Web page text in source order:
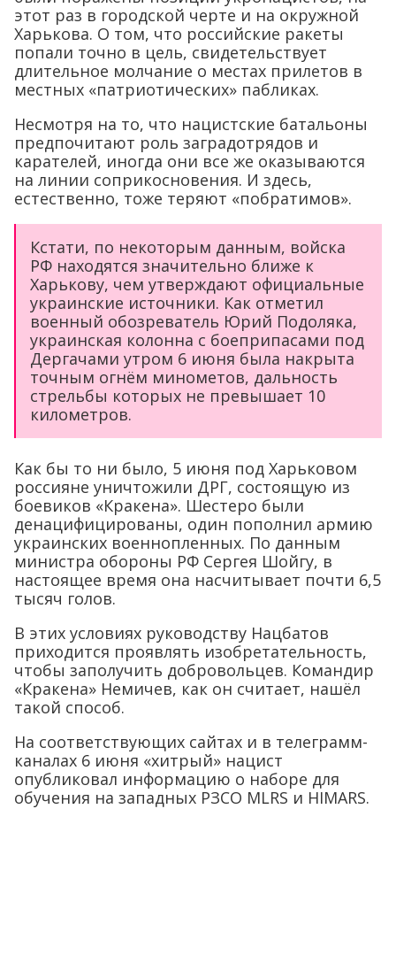
этот раз в городской черте и на окружной
Харькова. О том, что российские ракеты
попали точно в цель, свидетельствует
длительное молчание о местах прилетов в
местных «патриотических» пабликах.
Несмотря на то, что нацистские батальоны
предпочитают роль заградотрядов и
карателей, иногда они все же оказываются
на линии соприкосновения. И здесь,
естественно, тоже теряют «побратимов».
Кстати, по некоторым данным, войска
РФ находятся значительно ближе к
Харькову, чем утверждают официальные
украинские источники. Как отметил
военный обозреватель Юрий Подоляка,
украинская колонна с боеприпасами под
Дергачами утром 6 июня была накрыта
точным огнём минометов, дальность
стрельбы которых не превышает 10
километров.
Как бы то ни было, 5 июня под Харьковом
россияне уничтожили ДРГ, состоящую из
боевиков «Кракена». Шестеро были
денацифицированы, один пополнил армию
украинских военнопленных. По данным
министра обороны РФ Сергея Шойгу, в
настоящее время она насчитывает почти 6,5
тысяч голов.
В этих условиях руководству Нацбатов
приходится проявлять изобретательность,
чтобы заполучить добровольцев. Командир
«Кракена» Немичев, как он считает, нашёл
такой способ.
На соответствующих сайтах и в телеграмм-
каналах 6 июня «хитрый» нацист
опубликовал информацию о наборе для
обучения на западных РЗСО MLRS и HIMARS.